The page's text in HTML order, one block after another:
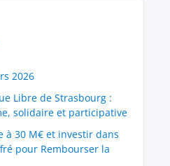
2026
Libre de Strasbourg :
solidaire et participative
à 30 M€ et investir dans
pour Rembourser la